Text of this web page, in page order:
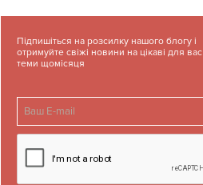
Підпишіться на розсилку нашого блогу і
отримуйте свіжі новини на цікаві для вас
теми щомісяця